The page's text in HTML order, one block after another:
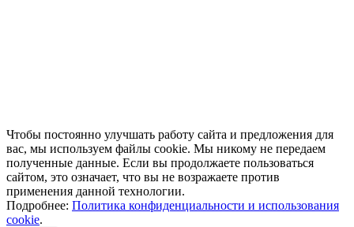
Чтобы постоянно улучшать работу сайта и предложения для
вас, мы используем файлы cookie. Мы никому не передаем
полученные данные. Если вы продолжаете пользоваться
сайтом, это означает, что вы не возражаете против
применения данной технологии.
Подробнее: Политика конфиденциальности и использования
cookie.